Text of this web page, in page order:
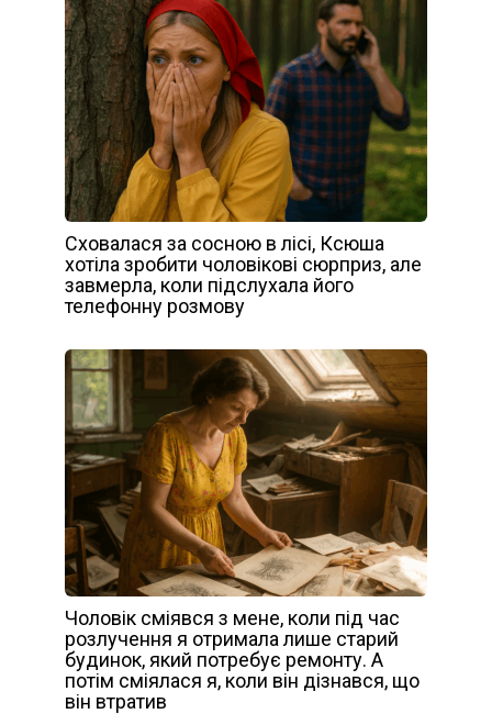
Сховалася за сосною в лісі, Ксюша
хотіла зробити чоловікові сюрприз, але
завмерла, коли підслухала його
телефонну розмову
Чоловік сміявся з мене, коли під час
розлучення я отримала лише старий
будинок, який потребує ремонту. А
потім сміялася я, коли він дізнався, що
він втратив